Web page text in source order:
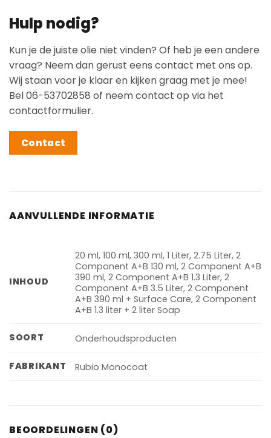
Hulp nodig?
Kun je de juiste olie niet vinden? Of heb je een andere
vraag? Neem dan gerust eens contact met ons op.
Wij staan voor je klaar en kijken graag met je mee!
Bel 06-53702858 of neem contact op via het
contactformulier.
Contact
AANVULLENDE INFORMATIE
INHOUD
20 ml, 100 ml, 300 ml, 1 Liter, 2.75 Liter, 2
Component A+B 130 ml, 2 Component A+B
390 ml, 2 Component A+B 1.3 Liter, 2
Component A+B 3.5 Liter, 2 Component
A+B 390 ml + Surface Care, 2 Component
A+B 1.3 liter + 2 liter Soap
SOORT Onderhoudsproducten
FABRIKANT Rubio Monocoat
BEOORDELINGEN (0)